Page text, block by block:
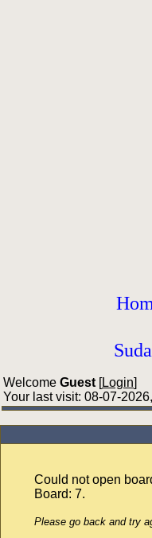
Welcome Guest [Login]
Your last visit: 08-07-
Could not open
Board: 7.
Please go back and try